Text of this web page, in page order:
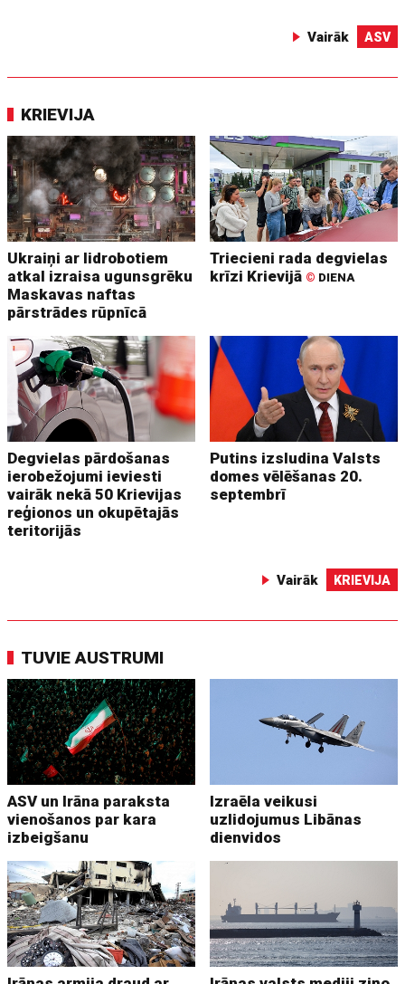
Vairāk ASV
KRIEVIJA
Ukraiņi ar lidrobotiem
atkal izraisa ugunsgrēku
Maskavas naftas
pārstrādes rūpnīcā
Triecieni rada degvielas
krīzi Krievijā © DIENA
Degvielas pārdošanas
ierobežojumi ieviesti
vairāk nekā 50 Krievijas
reģionos un okupētajās
teritorijās
Putins izsludina Valsts
domes vēlēšanas 20.
septembrī
Vairāk KRIEVIJA
TUVIE AUSTRUMI
ASV un Irāna paraksta
vienošanos par kara
izbeigšanu
Izraēla veikusi
uzlidojumus Libānas
dienvidos